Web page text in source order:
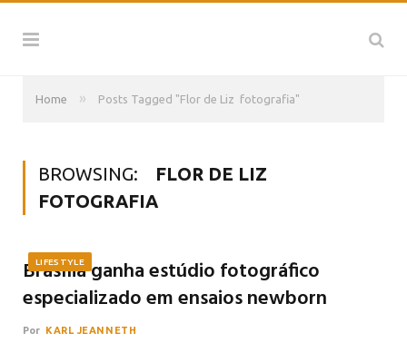
Home » Posts Tagged "Flor de Liz fotografia"
BROWSING:
FLOR DE LIZ
FOTOGRAFIA
LIFESTYLE
Brasília ganha estúdio fotográfico
especializado em ensaios newborn
Por KARL JEANNETH